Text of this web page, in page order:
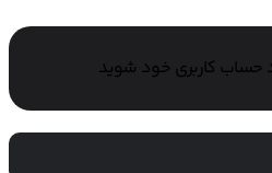
حساب کاربری خود شوید